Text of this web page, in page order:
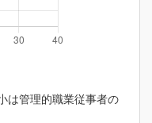
は管理的職業従事者の